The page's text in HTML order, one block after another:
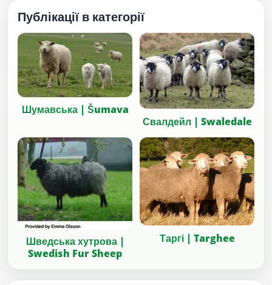
Публікації в категорії
Шумавська | Šumava
Свалдейл | Swaledale
Шведська хутрова |
Swedish Fur Sheep
Таргі | Targhee